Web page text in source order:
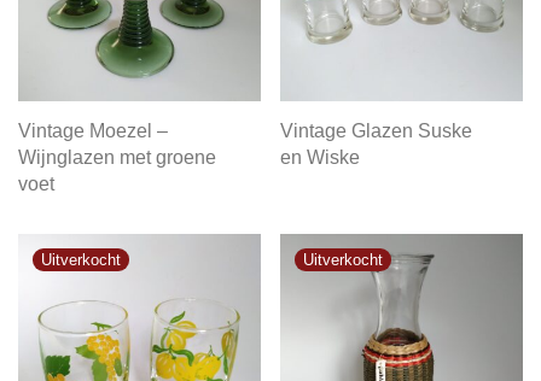
Vintage Moezel –
Wijnglazen met groene
voet
Vintage Glazen Suske
en Wiske